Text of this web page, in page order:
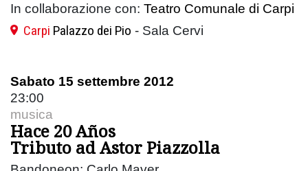
In collaborazione con: Teatro Comunale di Carpi
Carpi Palazzo dei Pio - Sala Cervi
Sabato 15 settembre 2012
23:00
musica
Hace 20 Años
Tributo ad Astor Piazzolla